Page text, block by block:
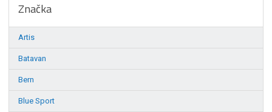
Značka
Artis
Batavan
Bern
Blue Sport